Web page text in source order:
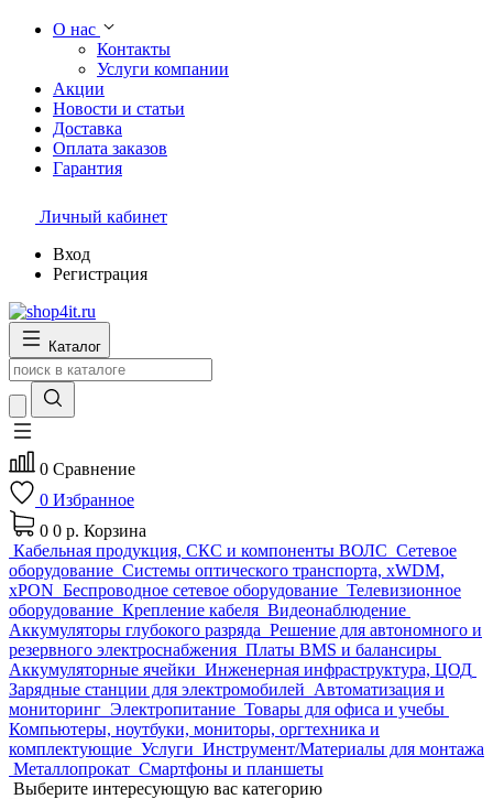
О нас
Контакты
Услуги компании
Акции
Новости и статьи
Доставка
Оплата заказов
Гарантия
Личный кабинет
Вход
Регистрация
Каталог
0 Сравнение
0 Избранное
0 0 р. Корзина
Кабельная продукция, СКС и компоненты ВОЛС Сетевое
оборудование Системы оптического транспорта, xWDM,
xPON Беспроводное сетевое оборудование Телевизионное
оборудование Крепление кабеля Видеонаблюдение
Аккумуляторы глубокого разряда Решение для автономного и
резервного электроснабжения Платы BMS и балансиры
Аккумуляторные ячейки Инженерная инфраструктура, ЦОД
Зарядные станции для электромобилей Автоматизация и
мониторинг Электропитание Товары для офиса и учебы
Компьютеры, ноутбуки, мониторы, оргтехника и
комплектующие Услуги Инструмент/Материалы для монтажа
Металлопрокат Смартфоны и планшеты
Выберите интересующую вас категорию